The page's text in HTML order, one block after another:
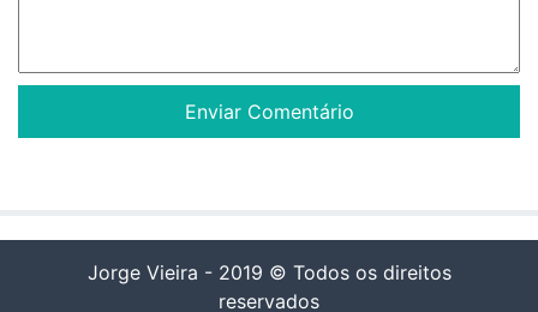
Jorge Vieira - 2019 © Todos os direitos
reservados